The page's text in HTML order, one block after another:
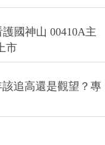
國神山 00410A主
市
追高還是觀望？專